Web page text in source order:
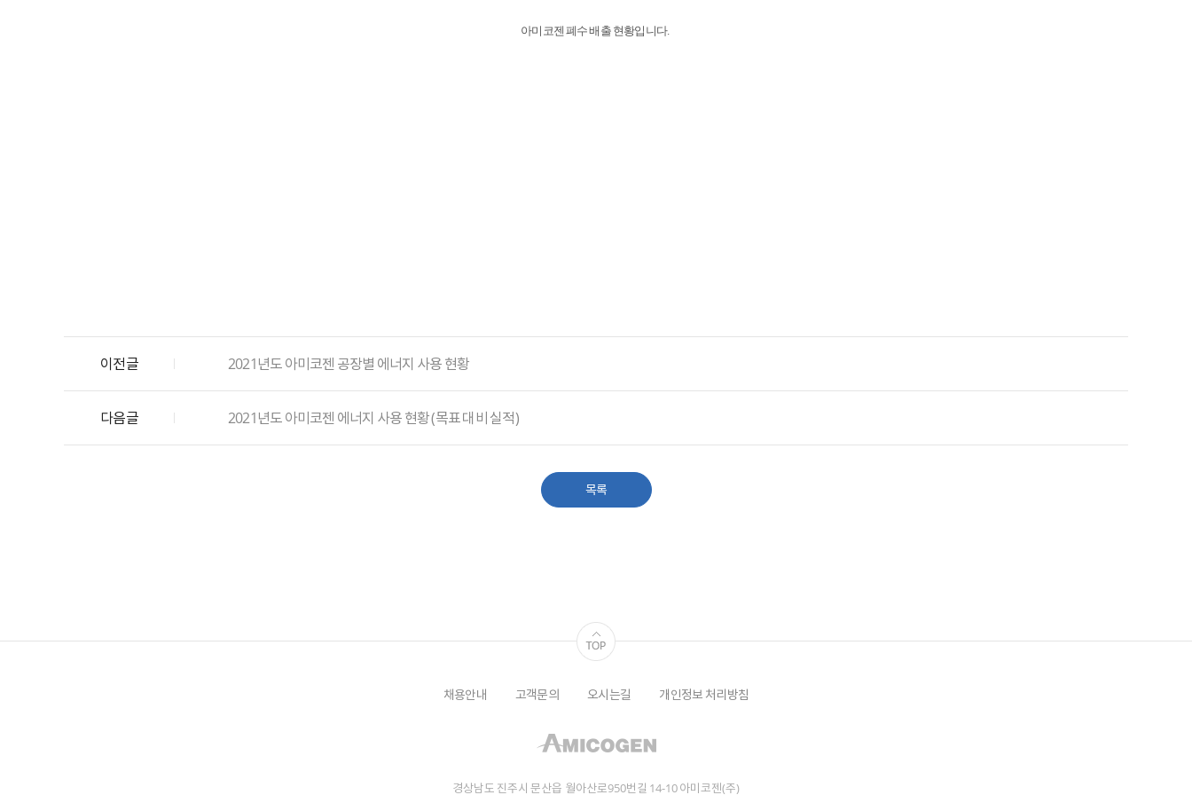
​아미코젠 폐수 배출 현황입니다.
이전글 2021년도 아미코젠 공장별 에너지 사용 현황
다음글 2021년도 아미코젠 에너지 사용 현황 (목표 대비 실적)
목록
채용안내 고객문의 오시는길 개인정보 처리방침
경상남도 진주시 문산읍 월아산로950번길 14-10 아미코젠(주)